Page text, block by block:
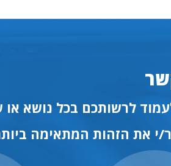
לרשותכם בכל נושא או
י את הזהות המתאימה